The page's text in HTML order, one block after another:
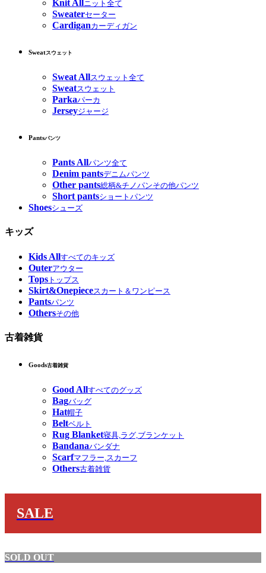
Knit Allニット全て
Sweaterセーター
Cardiganカーディガン
Sweatスウェット
Sweat Allスウェット全て
Sweatスウェット
Parkaパーカ
Jerseyジャージ
Pantsパンツ
Pants Allパンツ全て
Denim pantsデニムパンツ
Other pants総柄&チノパンその他パンツ
Short pantsショートパンツ
Shoesシューズ
キッズ
Kids Allすべてのキッズ
Outerアウター
Tops トップス
Skirt&Onepieceスカート＆ワンピース
Pantsパンツ
Othersその他
古着雑貨
Goods古着雑貨
Good Allすべてのグッズ
Bagバッグ
Hat帽子
Beltベルト
Rug Blanket寝具,ラグ,ブランケット
Bandanaバンダナ
Scarfマフラー,スカーフ
Others古着雑貨
SALE
SOLD OUT